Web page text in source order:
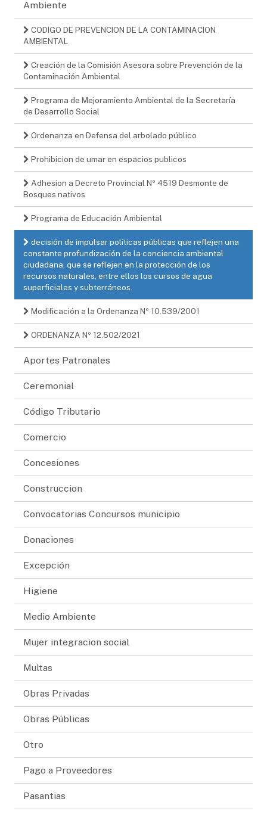
Ambiente
CODIGO DE PREVENCION DE LA CONTAMINACION
AMBIENTAL
Creación de la Comisión Asesora sobre Prevención de la
Contaminación Ambiental
Programa de Mejoramiento Ambiental de la Secretaría
de Desarrollo Social
Ordenanza en Defensa del arbolado público
Prohibicion de umar en espacios publicos
Adhesion a Decreto Provincial Nº 4519 Desmonte de
Bosques nativos
Programa de Educación Ambiental
decisión de impulsar políticas públicas que reflejen una
constante profundización de la conciencia ambiental
ciudadana, que se reflejen en la protección de los
recursos naturales, entre ellos los cursos de agua
superficiales y subterráneos.
Modificación a la Ordenanza Nº 10.539/2001
ORDENANZA Nº 12.502/2021
Aportes Patronales
Ceremonial
Código Tributario
Comercio
Concesiones
Construccion
Convocatorias Concursos municipio
Donaciones
Excepción
Higiene
Medio Ambiente
Mujer integracion social
Multas
Obras Privadas
Obras Públicas
Otro
Pago a Proveedores
Pasantias